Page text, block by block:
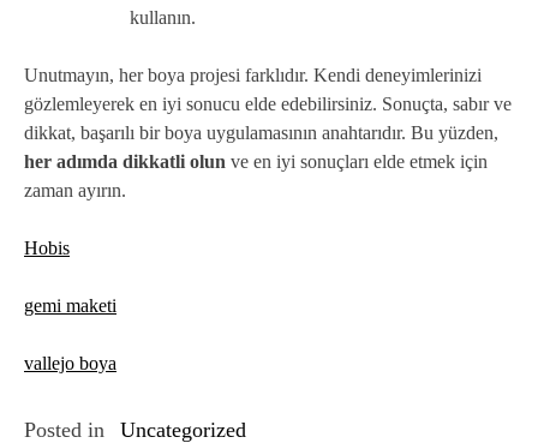
kullanın.
Unutmayın, her boya projesi farklıdır. Kendi deneyimlerinizi
gözlemleyerek en iyi sonucu elde edebilirsiniz. Sonuçta, sabır ve
dikkat, başarılı bir boya uygulamasının anahtarıdır. Bu yüzden,
her adımda dikkatli olun ve en iyi sonuçları elde etmek için
zaman ayırın.
Hobis
gemi maketi
vallejo boya
Posted in Uncategorized